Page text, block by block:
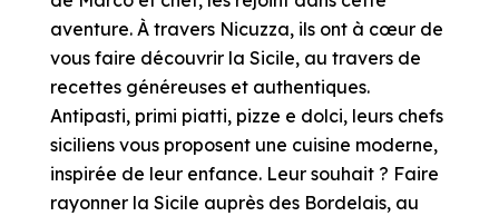
aventure. À travers Nicuzza, ils ont à cœur de
vous faire découvrir la Sicile, au travers de
recettes généreuses et authentiques.
Antipasti, primi piatti, pizze e dolci, leurs chefs
siciliens vous proposent une cuisine moderne,
inspirée de leur enfance. Leur souhait ? Faire
rayonner la Sicile auprès des Bordelais, au